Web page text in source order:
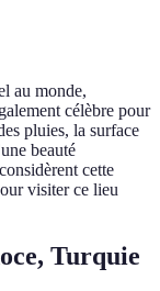
au monde,
célèbre pour
pluies, la surface
beauté
cette
visiter ce lieu
Turquie